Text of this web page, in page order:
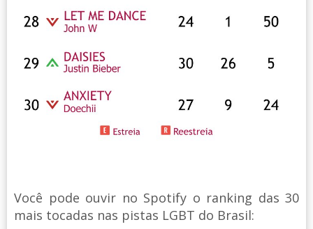
Você pode ouvir no Spotify o ranking das 30
mais tocadas nas pistas LGBT do Brasil: